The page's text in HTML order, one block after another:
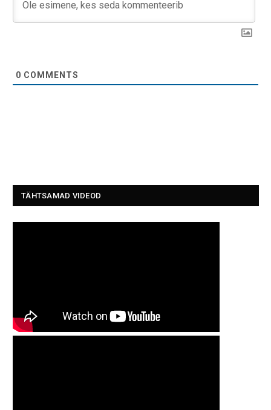
0 COMMENTS
TÄHTSAMAD VIDEOD